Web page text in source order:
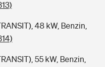
48 kW, Benzin,
55 kW, Benzin,